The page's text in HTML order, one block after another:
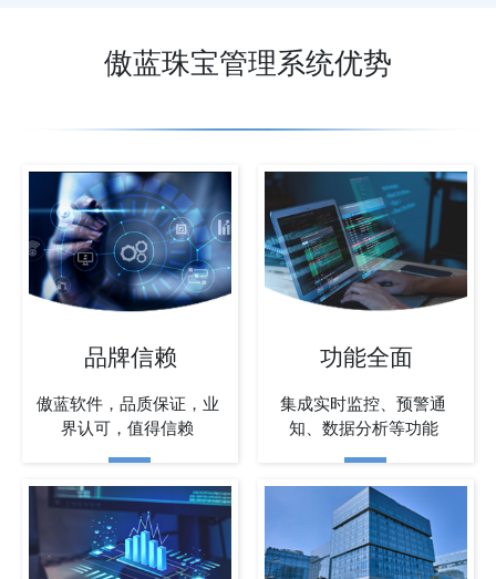
傲蓝珠宝管理系统优势
品牌信赖
傲蓝软件，品质保证，业
界认可，值得信赖
功能全面
集成实时监控、预警通
知、数据分析等功能